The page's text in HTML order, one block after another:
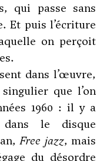
qui passe sans
Et puis l’écriture
on perçoit
dans l’œuvre,
que l’on
1960 : il y a
le disque
Free jazz, mais
du désordre